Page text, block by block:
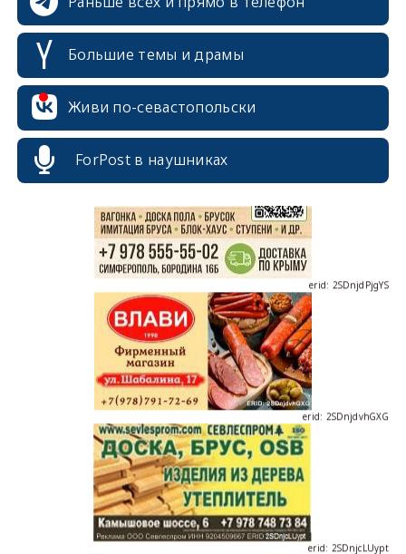
Большие темы и драмы
Живи по-севастопольски
ForPost в наушниках
erid: 2SDnjdvhGXG